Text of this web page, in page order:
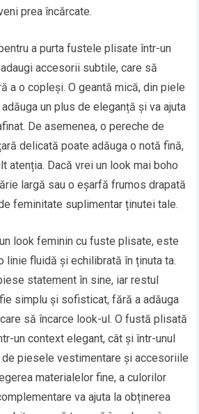
prea încărcate.
a purta fustele plisate într-un
accesorii subtile, care să
a o copleși. O geantă mică, din piele
un plus de eleganță și va ajuta
De asemenea, o pereche de
delicată poate adăuga o notă fină,
atenția. Dacă vrei un look mai boho
largă sau o eșarfă frumos drapată
feminitate suplimentar ținutei tale.
un look feminin cu fuste plisate, este
fluidă și echilibrată în ținuta ta.
statement în sine, iar restul
simplu și sofisticat, fără a adăuga
să încarce look-ul. O fustă plisată
un context elegant, cât și într-unul
de piesele vestimentare și accesoriile
materialelor fine, a culorilor
va ajuta la obținerea